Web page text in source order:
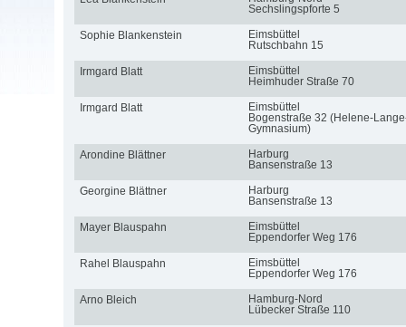
Sechslingspforte 5
Sophie Blankenstein
Eimsbüttel
Rutschbahn 15
Irmgard Blatt
Eimsbüttel
Heimhuder Straße 70
Irmgard Blatt
Eimsbüttel
Bogenstraße 32 (Helene-
Gymnasium)
Arondine Blättner
Harburg
Bansenstraße 13
Georgine Blättner
Harburg
Bansenstraße 13
Mayer Blauspahn
Eimsbüttel
Eppendorfer Weg 176
Rahel Blauspahn
Eimsbüttel
Eppendorfer Weg 176
Arno Bleich
Hamburg-Nord
Lübecker Straße 110